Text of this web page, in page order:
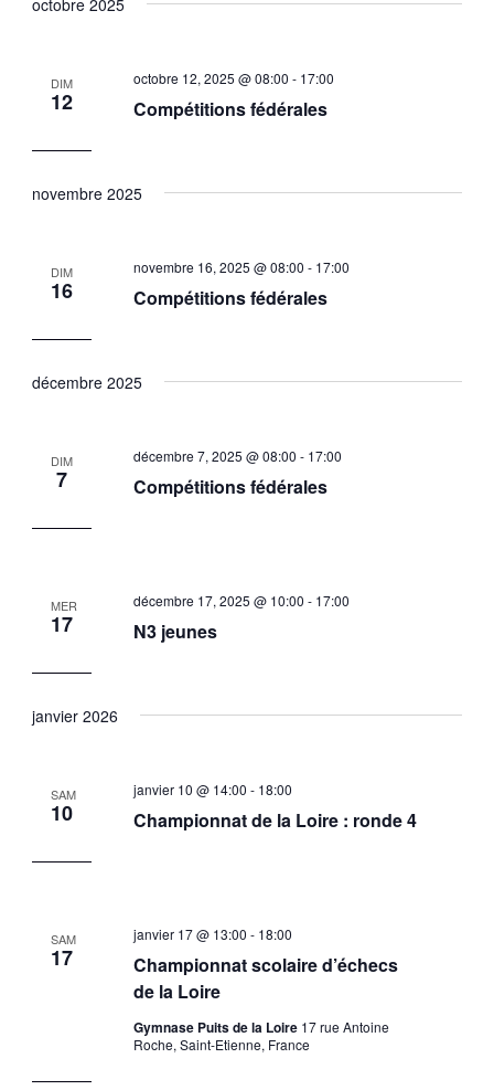
DIM
12 Compétitions fédérales
octobre 12, 2025 @ 08:00 - 17:00
novembre 2025
DIM
16 Compétitions fédérales
novembre 16, 2025 @ 08:00 - 17:00
décembre 2025
DIM
7 Compétitions fédérales
décembre 7, 2025 @ 08:00 - 17:00
MER
17 N3 jeunes
décembre 17, 2025 @ 10:00 - 17:00
janvier 2026
SAM
10 Championnat de la Loire : ronde 4
janvier 10 @ 14:00 - 18:00
SAM
17
Championnat scolaire d’échecs
de la Loire
janvier 17 @ 13:00 - 18:00
Gymnase Puits de la Loire 17 rue Antoine
Roche, Saint-Etienne, France